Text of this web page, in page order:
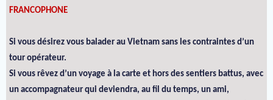
FRANCOPHONE
Si vous désirez vous balader au Vietnam sans les contraintes d’un
tour opérateur.
Si vous rêvez d’un voyage à la carte et hors des sentiers battus, avec
un accompagnateur qui deviendra, au fil du temps, un ami,